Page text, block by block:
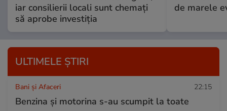
iar consilierii locali sunt chemați
să aprobe investiția
de marele
ULTIMELE ȘTIRI
Bani și Afaceri 22:15
Benzina și motorina s-au scumpit la toate